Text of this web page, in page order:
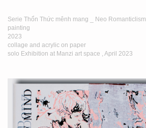
Serie Thổn Thức mênh mang _ Neo Romanticlism
painting
2023
collage and acrylic on paper
solo Exhibition at Manzi art space , April 2023